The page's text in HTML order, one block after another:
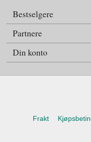
Bestselgere
Partnere
Din konto
Frakt